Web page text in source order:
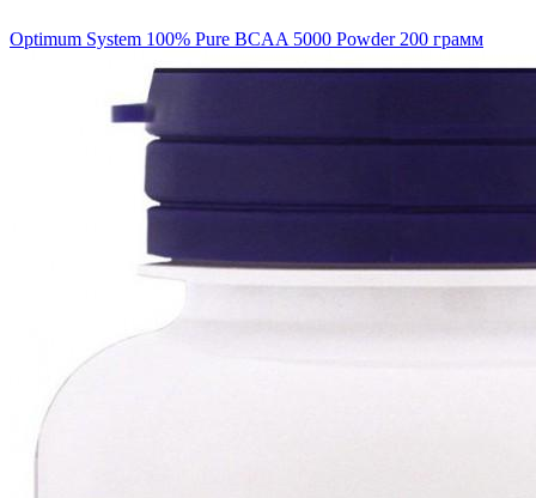
Optimum System 100% Pure BCAA 5000 Powder 200 грамм